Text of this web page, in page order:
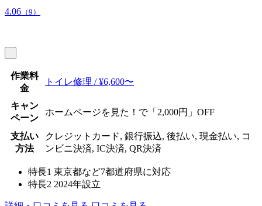
4.06 （9）
作業料
金
トイレ修理 / ¥6,600〜
キャン
ペーン
ホームページを見た！で「2,000円」OFF
支払い
方法
クレジットカード, 銀行振込, 後払い, 現金払い, コ
ンビニ決済, IC決済, QR決済
特長1 東京都など7都道府県に対応
特長2 2024年設立